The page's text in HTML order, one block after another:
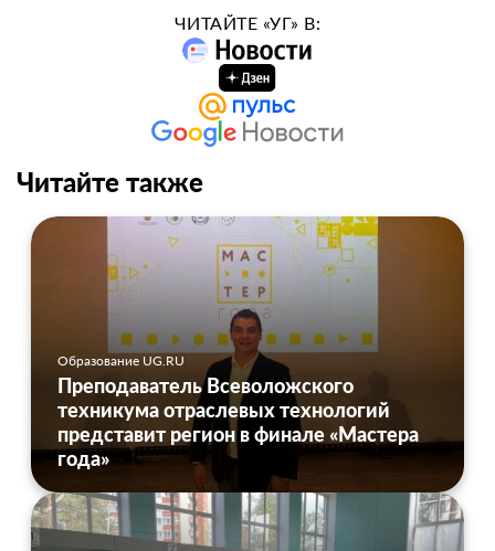
ЧИТАЙТЕ «УГ» В:
Читайте также
Образование UG.RU
Преподаватель Всеволожского
техникума отраслевых технологий
представит регион в финале «Мастера
года»